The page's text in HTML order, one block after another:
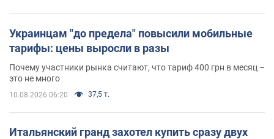
Украинцам "до предела" повысили мобильные
тарифы: цены выросли в разы
Почему участники рынка считают, что тариф 400 грн в месяц –
это не много
10.08.2026 06:20 37,5 т.
Итальянский гранд захотел купить сразу двух